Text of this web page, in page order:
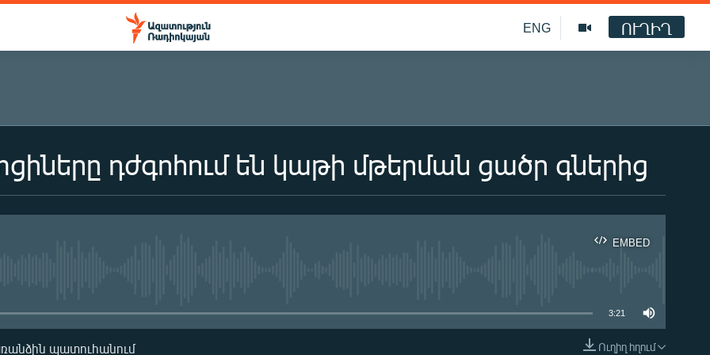
ENG ՈՒՂԻՂ
դժգոհում են կաթի մթերման ցածր գներից
EMBED
3:21
Ուղիղ հղում
պատուհանում